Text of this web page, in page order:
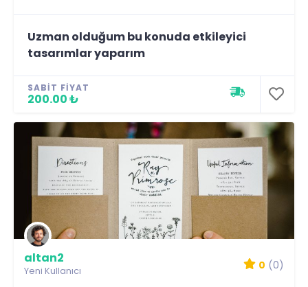
Uzman olduğum bu konuda etkileyici
tasarımlar yaparım
SABIT FIYAT
200.00 ₺
altan2
Yeni Kullanıcı 0 (0)